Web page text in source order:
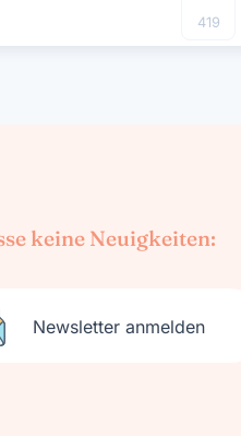
419
keine Neuigkeiten:
Newsletter anmelden